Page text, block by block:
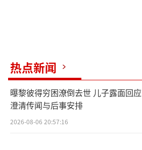
热点新闻
曝黎彼得穷困潦倒去世 儿子露面回应
澄清传闻与后事安排
2026-08-06 20:57:16